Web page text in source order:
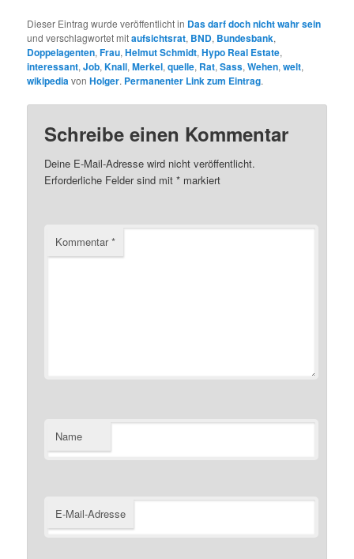
Dieser Eintrag wurde veröffentlicht in Das darf doch nicht wahr sein
und verschlagwortet mitaufsichtsrat, BND, Bundesbank,
Doppelagenten,Frau,Helmut Schmidt,Hypo Real Estate,
interessant,Job,Knall,Merkel,quelle, Rat,Sass,Wehen,welt,
wikipedia vonHolger. Permanenter Link zum Eintrag.
Schreibe einen Kommentar
Deine E-Mail-Adresse wird nicht veröffentlicht.
Erforderliche Felder sind mit* markiert
Kommentar*
Name
E-Mail-Adresse